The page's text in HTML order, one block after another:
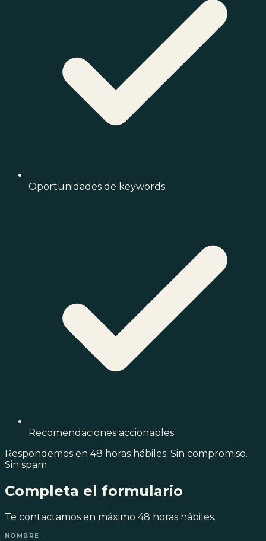
Oportunidades de keywords
Recomendaciones accionables
Respondemos en 48 horas hábiles. Sin compromiso.
Sin spam.
Completa el formulario
Te contactamos en máximo 48 horas hábiles.
NOMBRE